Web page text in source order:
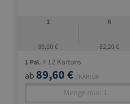
1
89,60 €
6
82,20 €
1 Pal. = 12 Kartons
ab 89,60 € / KARTON